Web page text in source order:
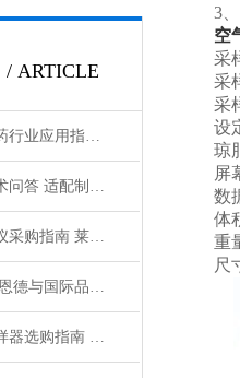
/ ARTICLE
浮游菌采样器制药行业应用指南 合规检测助力车间洁净管控
浮游菌采样器技术问答 适配制药菌控场景实用指南
空气微生物检测仪采购指南 莱恩德与国际品牌选型对比
浮游菌采样器 莱恩德与国际品牌选型对比参考
浮游空气尘菌采样器选购指南 化学药制剂等领域使用参考
3、
空
采样
采样
采样
设定
琼脂
屏幕
数据
体积
重量
尺寸